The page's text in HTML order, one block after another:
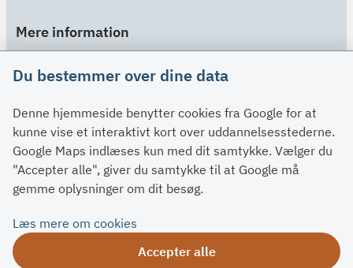
Mere information
Spørgsmål og svar
Kontakt
Paragraffer
Du bestemmer over dine data
Denne hjemmeside benytter cookies fra Google for at
kunne vise et interaktivt kort over uddannelsesstederne.
Google Maps indlæses kun med dit samtykke. Vælger du
"Accepter alle", giver du samtykke til at Google må
gemme oplysninger om dit besøg.
Læs mere om cookies
Accepter alle